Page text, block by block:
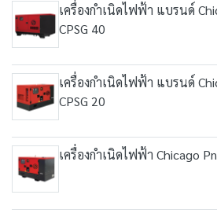
เครื่องกำเนิดไฟฟ้า แบรนด์
CPSG 40
เครื่องกำเนิดไฟฟ้า แบรนด์
CPSG 20
เครื่องกำเนิดไฟฟ้า Chicago